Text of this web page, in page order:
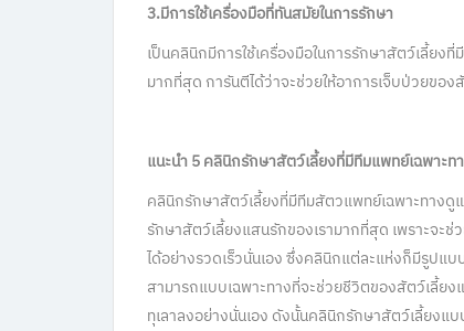
3.มีการใช้เครื่องมือที่ทันสมัยในการรักษา
เป็นคลินิกมีการใช้เครื่องมือในการรักษาสัตว์เลี้ยง
มากที่สุด การันตีได้ว่าจะช่วยให้อาการเจ็บป่วยของ
แนะนำ5 คลินิกรักษาสัตว์เลี้ยงที่มีทีมแพทย์เฉพาะท
คลินิกรักษาสัตว์เลี้ยงที่มีทีมสัตวแพทย์เฉพาะทางดู
รักษาสัตว์เลี้ยงแสนรักของเรามากที่สุด เพราะจะ
ได้อย่างรวดเร็วนั่นเอง ซึ่งคลินิกแต่ละแห่งก็มีรูป
สามารถแบบเฉพาะทางที่จะช่วยชีวิตของสัตว์เลี้ย
ทุเลาลงอย่างนั่นเอง ดังนั้นคลินิกรักษาสัตว์เลี้ยง